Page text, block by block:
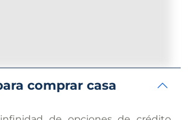
comprar casa